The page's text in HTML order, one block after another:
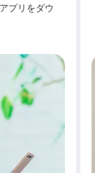
プリをダウ